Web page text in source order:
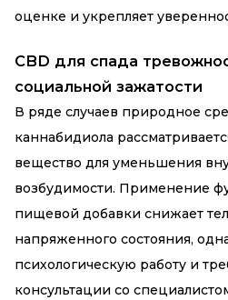
оценке и укрепляет
CBD для спада
социальной зажатости
В ряде случаев природное
каннабидиола
вещество для уменьшения
возбудимости. Применение
пищевой добавки снижает
напряженного состояния,
психологическую работу и
консультации со